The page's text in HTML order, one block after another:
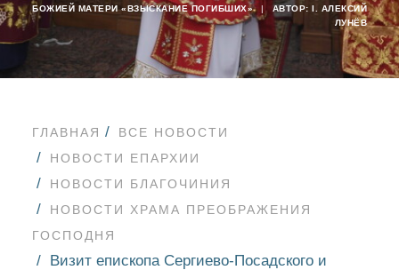
БОЖИЕЙ МАТЕРИ «ВЗЫСКАНИЕ ПОГИБШИХ»
| АВТОР: I. АЛЕКСИЙ
ЛУНЁВ
ГЛАВНАЯ
ВСЕ НОВОСТИ
НОВОСТИ ЕПАРХИИ
НОВОСТИ БЛАГОЧИНИЯ
НОВОСТИ ХРАМА ПРЕОБРАЖЕНИЯ
ГОСПОДНЯ
Визит епископа Сергиево-Посадского и